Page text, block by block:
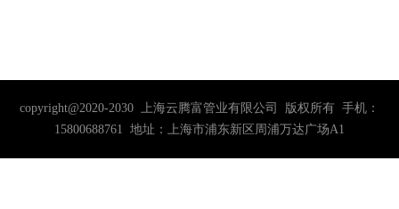
copyright@2020-2030 上海云腾富管业有限公司 版权所有 手机：
15800688761 地址：上海市浦东新区周浦万达广场A1